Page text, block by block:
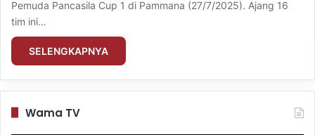
Pemuda Pancasila Cup 1 di Pammana (27/7/2025). Ajang 16
tim ini…
SELENGKAPNYA
Wama TV